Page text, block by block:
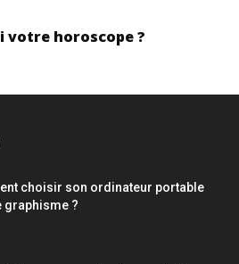
votre horoscope ?
choisir son ordinateur portable
graphisme ?